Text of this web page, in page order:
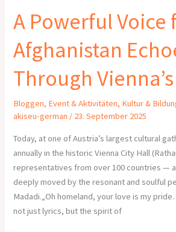
A Powerful Voice
Afghanistan
Through
Bloggen, Event & Aktivitäten, Kultur &
akiseu-german / 23. September 2025
Today, at one of Austria’s largest cultural
annually in the historic Vienna City Hall
representatives from over 100 countries —
deeply moved by the resonant and soulful
Madadi.„Oh homeland, your love is my
not just lyrics, but the spirit of